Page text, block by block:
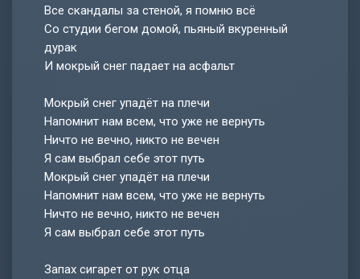
Все скандалы за стеной, я помню всё
Со студии бегом домой, пьяный вкуренный
дурак
И мокрый снег падает на асфальт
Мокрый снег упадёт на плечи
Напомнит нам всем, что уже не вернуть
Ничто не вечно, никто не вечен
Я сам выбрал себе этот путь
Мокрый снег упадёт на плечи
Напомнит нам всем, что уже не вернуть
Ничто не вечно, никто не вечен
Я сам выбрал себе этот путь
Запах сигарет от рук отца